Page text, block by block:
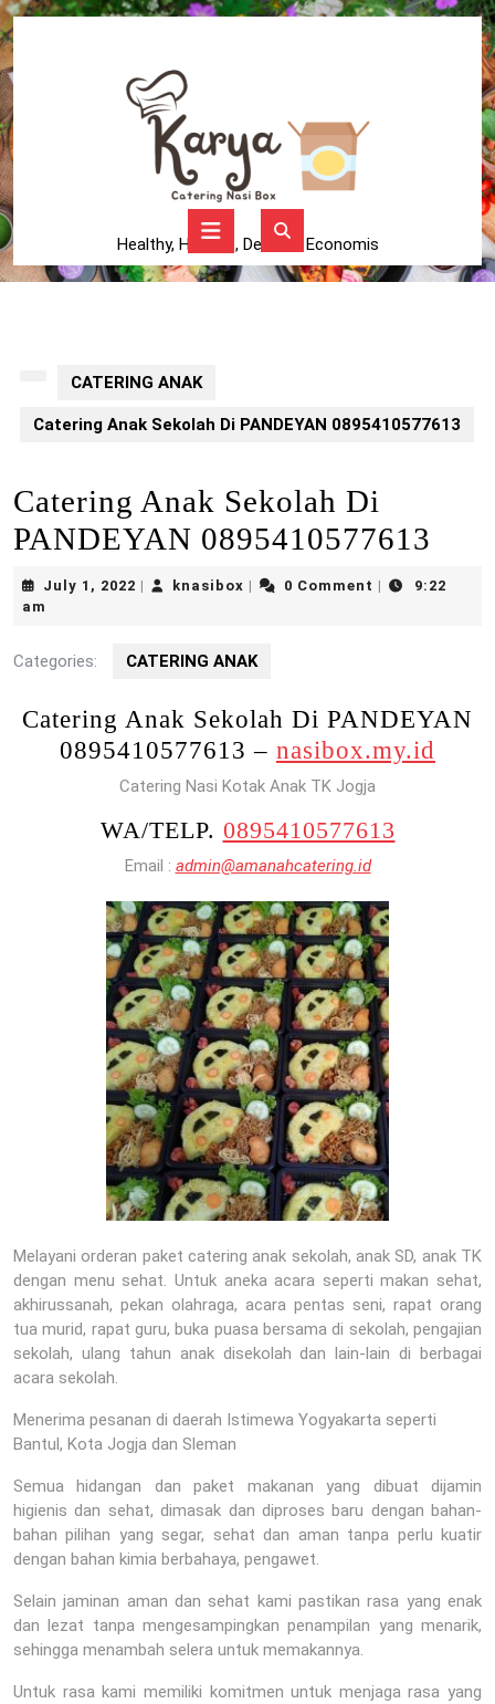
Skip
to
content
Healthy, Higienis, Delicius, Economis
Button
CATERING ANAK
Catering Anak Sekolah Di PANDEYAN 0895410577613
Catering Anak Sekolah Di
PANDEYAN 0895410577613
July 1, 2022 July
knasibox knasibox0 Comment
9:22
am
Categories: CATERING ANAK
Catering Anak Sekolah Di PANDEYAN
0895410577613 – nasibox.my.id
Catering Nasi Kotak Anak TK Jogja
WA/TELP. 0895410577613
Email : admin@amanahcatering.id
Melayani orderan paket catering anak sekolah, anak SD, anak TK
dengan menu sehat. Untuk aneka acara seperti makan sehat,
akhirussanah, pekan olahraga, acara pentas seni, rapat orang
tua murid, rapat guru, buka puasa bersama di sekolah, pengajian
sekolah, ulang tahun anak disekolah dan lain-lain di berbagai
acara sekolah.
Menerima pesanan di daerah Istimewa Yogyakarta seperti
Bantul, Kota Jogja dan Sleman
Semua hidangan dan paket makanan yang dibuat dijamin
higienis dan sehat, dimasak dan diproses baru dengan bahan-
bahan pilihan yang segar, sehat dan aman tanpa perlu kuatir
dengan bahan kimia berbahaya, pengawet.
Selain jaminan aman dan sehat kami pastikan rasa yang enak
dan lezat tanpa mengesampingkan penampilan yang menarik,
sehingga menambah selera untuk memakannya.
Untuk rasa kami memiliki komitmen untuk menjaga rasa yang